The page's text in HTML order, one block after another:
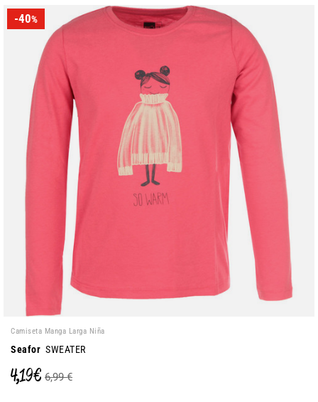
-40%
Camiseta Manga Larga Niña
Seafor SWEATER
4,19 € 6,99 €